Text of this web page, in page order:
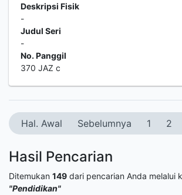
Deskripsi Fisik
-
Judul Seri
-
No. Panggil
370 JAZ c
Hal. Awal Sebelumnya 1 2
Hasil Pencarian
Ditemukan 149 dari pencarian Anda melalui
"Pendidikan"